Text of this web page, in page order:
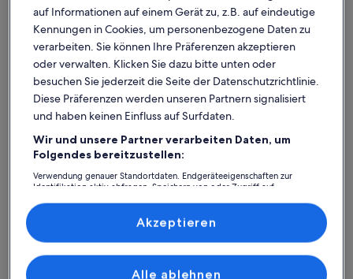
Was spricht für unsere App?
Immer in Verbindung
Du hast all deine Buchungsdetails immer
griffbereit, auch ohne WLAN!
auf Informationen auf einem Gerät zu, z.B. auf eindeutige
Kennungen in Cookies, um personenbezogene Daten zu
verarbeiten. Sie können Ihre Präferenzen akzeptieren
oder verwalten. Klicken Sie dazu bitte unten oder
besuchen Sie jederzeit die Seite der Datenschutzrichtlinie.
Diese Präferenzen werden unseren Partnern signalisiert
und haben keinen Einfluss auf Surfdaten.
Wir und unsere Partner verarbeiten Daten, um
Folgendes bereitzustellen:
Verwendung genauer Standortdaten. Endgeräteeigenschaften zur
Identifikation aktiv abfragen. Speichern von oder Zugriff auf
Inhalte, Messung von Werbeleistung und der Performance von Inhalten,
Zielgruppenforschung sowie Entwicklung und Verbesserung von
Liste der Partner (Lieferanten)
Alle ablehnen
Akzeptieren